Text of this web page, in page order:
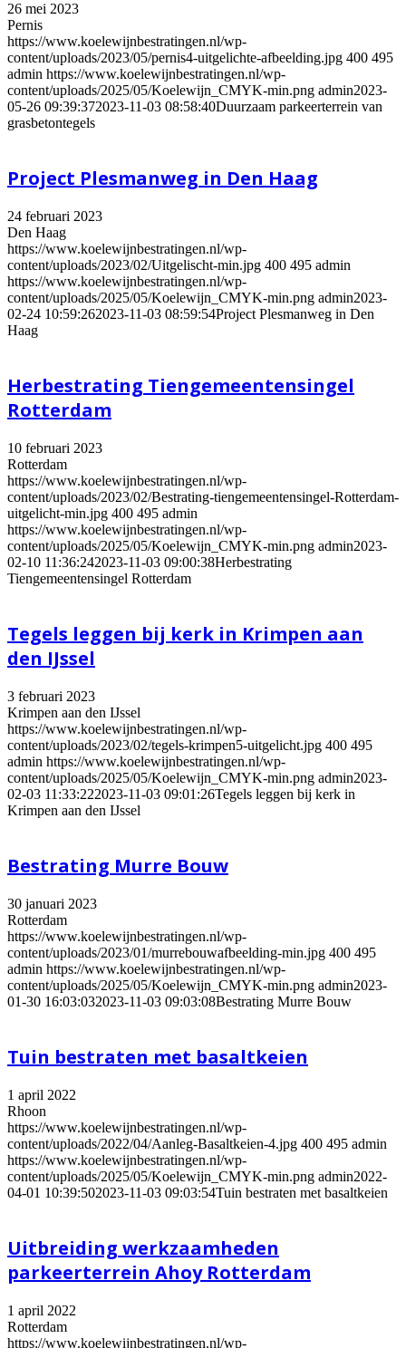
26 mei 2023
Pernis
https://www.koelewijnbestratingen.nl/wp-
content/uploads/2023/05/pernis4-uitgelichte-afbeelding.jpg 400 495
admin https://www.koelewijnbestratingen.nl/wp-
content/uploads/2025/05/Koelewijn_CMYK-min.png admin2023-
05-26 09:39:372023-11-03 08:58:40Duurzaam parkeerterrein van
grasbetontegels
Project Plesmanweg in Den Haag
24 februari 2023
Den Haag
https://www.koelewijnbestratingen.nl/wp-
content/uploads/2023/02/Uitgelischt-min.jpg 400 495 admin
https://www.koelewijnbestratingen.nl/wp-
content/uploads/2025/05/Koelewijn_CMYK-min.png admin2023-
02-24 10:59:262023-11-03 08:59:54Project Plesmanweg in Den
Haag
Herbestrating Tiengemeentensingel
Rotterdam
10 februari 2023
Rotterdam
https://www.koelewijnbestratingen.nl/wp-
content/uploads/2023/02/Bestrating-tiengemeentensingel-Rotterdam-
uitgelicht-min.jpg 400 495 admin
https://www.koelewijnbestratingen.nl/wp-
content/uploads/2025/05/Koelewijn_CMYK-min.png admin2023-
02-10 11:36:242023-11-03 09:00:38Herbestrating
Tiengemeentensingel Rotterdam
Tegels leggen bij kerk in Krimpen aan
den IJssel
3 februari 2023
Krimpen aan den IJssel
https://www.koelewijnbestratingen.nl/wp-
content/uploads/2023/02/tegels-krimpen5-uitgelicht.jpg 400 495
admin https://www.koelewijnbestratingen.nl/wp-
content/uploads/2025/05/Koelewijn_CMYK-min.png admin2023-
02-03 11:33:222023-11-03 09:01:26Tegels leggen bij kerk in
Krimpen aan den IJssel
Bestrating Murre Bouw
30 januari 2023
Rotterdam
https://www.koelewijnbestratingen.nl/wp-
content/uploads/2023/01/murrebouwafbeelding-min.jpg 400 495
admin https://www.koelewijnbestratingen.nl/wp-
content/uploads/2025/05/Koelewijn_CMYK-min.png admin2023-
01-30 16:03:032023-11-03 09:03:08Bestrating Murre Bouw
Tuin bestraten met basaltkeien
1 april 2022
Rhoon
https://www.koelewijnbestratingen.nl/wp-
content/uploads/2022/04/Aanleg-Basaltkeien-4.jpg 400 495 admin
https://www.koelewijnbestratingen.nl/wp-
content/uploads/2025/05/Koelewijn_CMYK-min.png admin2022-
04-01 10:39:502023-11-03 09:03:54Tuin bestraten met basaltkeien
Uitbreiding werkzaamheden
parkeerterrein Ahoy Rotterdam
1 april 2022
Rotterdam
https://www.koelewijnbestratingen.nl/wp-